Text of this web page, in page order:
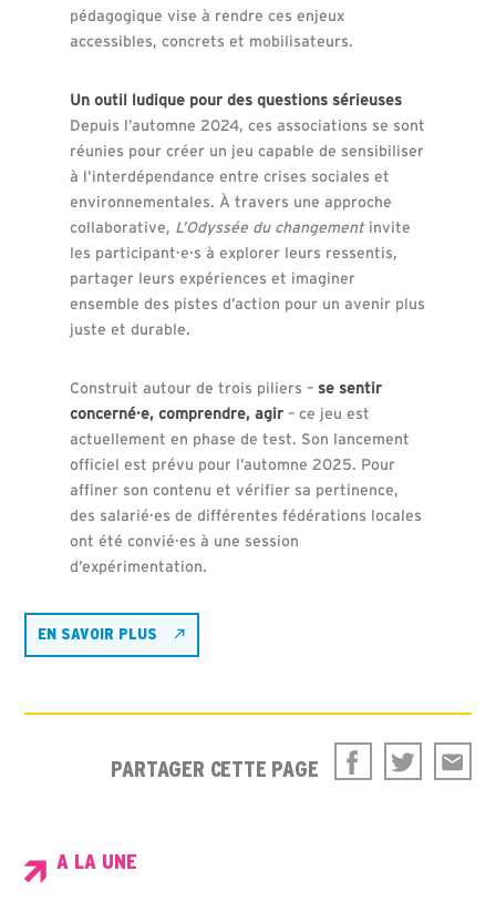
pédagogique vise à rendre ces enjeux
accessibles, concrets et mobilisateurs.
Un outil ludique pour des questions sérieuses
Depuis l’automne 2024, ces associations se sont
réunies pour créer un jeu capable de sensibiliser
à l’interdépendance entre crises sociales et
environnementales. À travers une approche
collaborative, L’Odyssée du changementinvite
les participant·e·s à explorer leurs ressentis,
partager leurs expériences et imaginer
ensemble des pistes d’action pour un avenir plus
juste et durable.
Construit autour de trois piliers – se sentir
concerné·e, comprendre, agir– ce jeu est
actuellement en phase de test. Son lancement
officiel est prévu pour l’automne 2025. Pour
affiner son contenu et vérifier sa pertinence,
des salarié·es de différentes fédérations locales
ont été convié·es à une session
d’expérimentation.
EN SAVOIR PLUS
PARTAGER CETTE PAGE
A LA UNE